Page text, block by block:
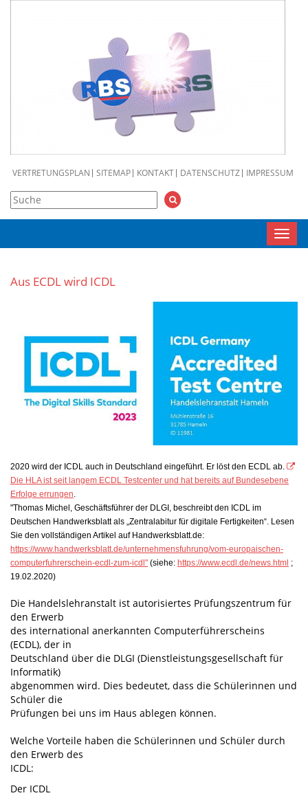
VERTRETUNGSPLAN SITEMAP KONTAKT DATENSCHUTZ IMPRESSUM
Aus ECDL wird ICDL
2020 wird der ICDL auch in Deutschland eingeführt. Er löst den ECDL ab.
Die HLA ist seit langem ECDL Testcenter und hat bereits auf Bundesebene
Erfolge errungen.
"Thomas Michel, Geschäftsführer der DLGI, beschreibt den ICDL im
Deutschen Handwerksblatt als „Zentralabitur für digitale Fertigkeiten“. Lesen
Sie den vollständigen Artikel auf Handwerksblatt.de:
https://www.handwerksblatt.de/unternehmensfuhrung/vom-europaischen-
computerfuhrerschein-ecdl-zum-icdl" (siehe: https://www.ecdl.de/news.html ;
19.02.2020)
Die Handelslehranstalt ist autorisiertes Prüfungszentrum für
den Erwerb
des international anerkannten Computerführerscheins
(ECDL), der in
Deutschland über die DLGI (Dienstleistungsgesellschaft für
Informatik)
abgenommen wird. Dies bedeutet, dass die Schülerinnen und
Schüler die
Prüfungen bei uns im Haus ablegen können.
Welche Vorteile haben die Schülerinnen und Schüler durch
den Erwerb des
ICDL:
Der ICDL